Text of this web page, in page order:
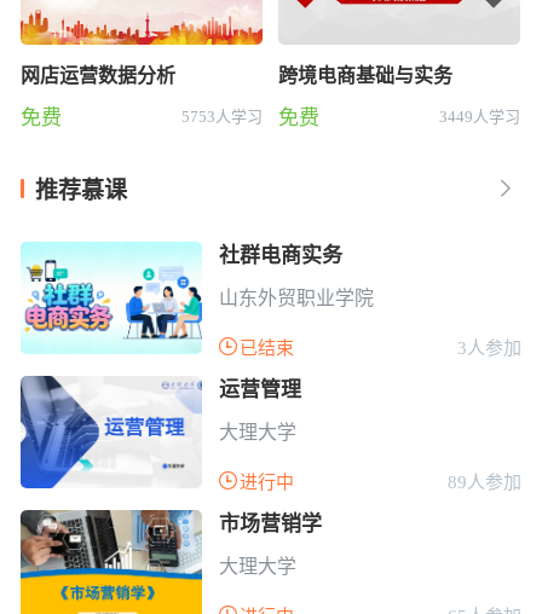
网店运营数据分析
免费 5753人学习
跨境电商基础与实务
免费 3449人学习
推荐慕课 
社群电商实务
山东外贸职业学院
 已结束 3人参加
运营管理
大理大学
进行中 89人参加
市场营销学
大理大学